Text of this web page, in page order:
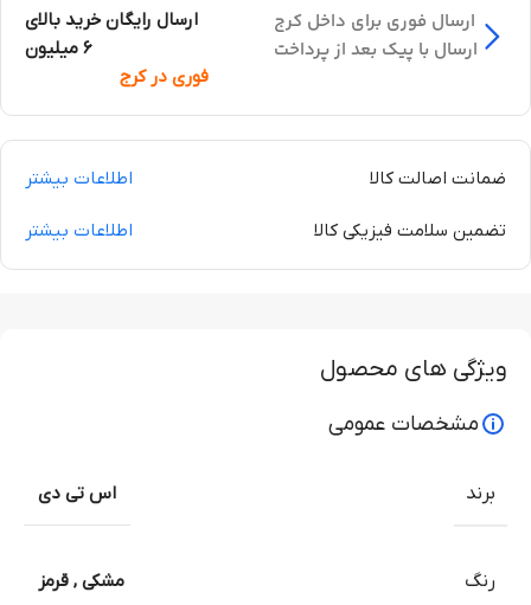
ارسال فوری برای داخل کرج
ارسال با پیک بعد از پرداخت
ارسال رایگان خرید بالای
6 میلیون
فوری در کرج
ضمانت اصالت کالا اطلاعات بیشتر
تضمین سلامت فیزیکی کالا اطلاعات بیشتر
ویژگی های محصول
مشخصات عمومی
برند اس تی دی
رنگ مشکی , قرمز